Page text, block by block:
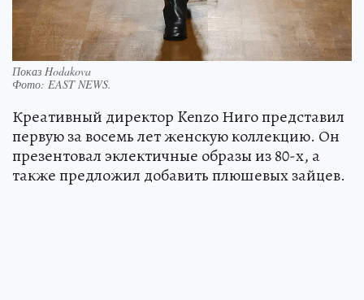
Показ Hodakova
Фото: EAST NEWS.
Креативный директор Kenzo Ниго представил
первую за восемь лет женскую коллекцию. Он
презентовал эклектичные образы из 80-х, а
также предложил добавить плюшевых зайцев.